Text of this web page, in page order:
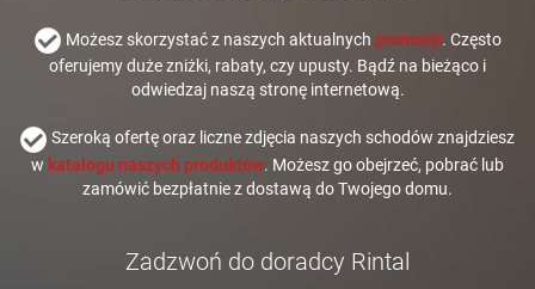
Możesz skorzystać z naszych aktualnych promocji. Często
oferujemy duże zniżki, rabaty, czy upusty. Bądź na bieżąco i
odwiedzaj naszą stronę internetową.
Szeroką ofertę oraz liczne zdjęcia naszych schodów znajdziesz
w katalogu naszych produktów. Możesz go obejrzeć, pobrać lub
zamówić bezpłatnie z dostawą do Twojego domu.
Zadzwoń do doradcy Rintal